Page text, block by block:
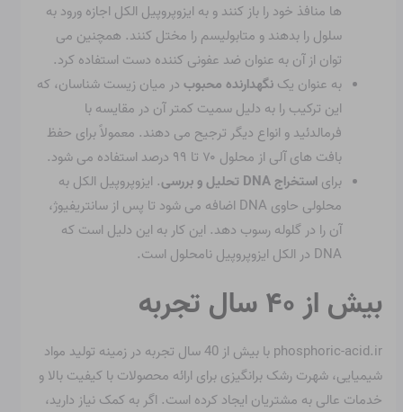
ها منافذ خود را باز کنند و به ایزوپروپیل الکل اجازه ورود به
سلول را بدهند و متابولیسم را مختل کنند. همچنین می
توان از آن به عنوان ضد عفونی کننده دست استفاده کرد.
به عنوان یک نگهدارنده محبوب در میان زیست شناسان، که
این ترکیب را به دلیل سمیت کمتر آن در مقایسه با
فرمالدئید و انواع دیگر ترجیح می دهند. معمولاً برای حفظ
بافت های آلی از محلول ۷۰ تا ۹۹ درصد استفاده می شود.
برایاستخراج DNA تحلیل و بررسی. ایزوپروپیل الکل به
محلولی حاوی DNA اضافه می شود تا پس از سانتریفیوژ،
آن را در گلوله رسوب دهد. این کار به این دلیل است که
DNA در الکل ایزوپروپیل نامحلول است.
بیش از ۴۰ سال تجربه
phosphoric-acid.ir با بیش از 40 سال تجربه در زمینه تولید مواد
شیمیایی، شهرت رشک برانگیزی برای ارائه محصولات با کیفیت بالا و
خدمات عالی به مشتریان ایجاد کرده است. اگر به کمک نیاز دارید،